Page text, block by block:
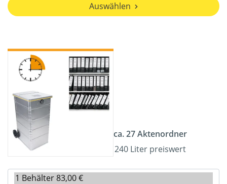
Auswählen
ca. 27 Aktenordner
240 Liter preiswert